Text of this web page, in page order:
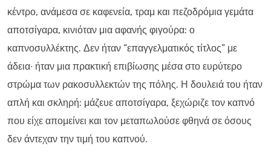
κέντρο, ανάμεσα σε καφενεία, τραμ και πεζοδρόμια γεμάτα
αποτσίγαρα, κινιόταν μια αφανής φιγούρα: ο
καπνοσυλλέκτης. Δεν ήταν “επαγγελματικός τίτλος” με
άδεια∙ ήταν μια πρακτική επιβίωσης μέσα στο ευρύτερο
στρώμα των ρακοσυλλεκτών της πόλης. Η δουλειά του ήταν
απλή και σκληρή: μάζευε αποτσίγαρα, ξεχώριζε τον καπνό
που είχε απομείνει και τον μεταπωλούσε φθηνά σε όσους
δεν άντεχαν την τιμή του καπνού.